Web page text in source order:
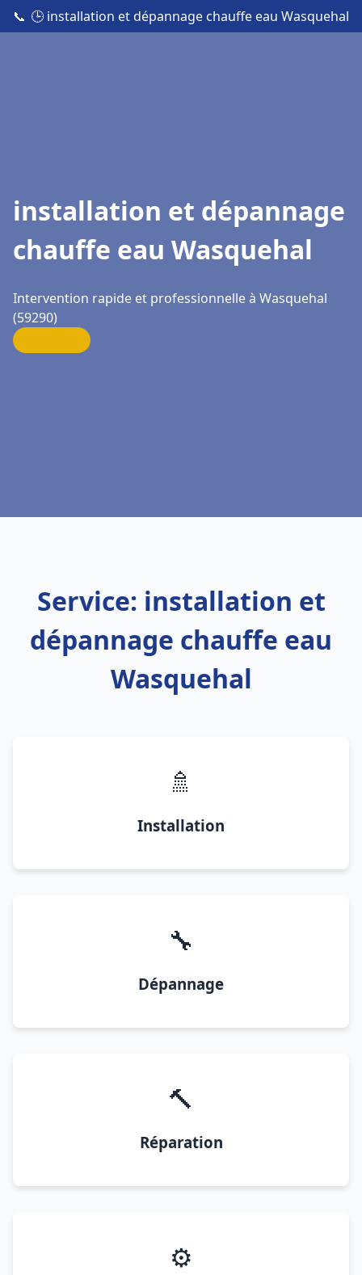
📞 🕒 installation et dépannage chauffe eau Wasquehal
installation et dépannage
chauffe eau Wasquehal
Intervention rapide et professionnelle à Wasquehal
(59290)
Service: installation et
dépannage chauffe eau
Wasquehal
🚿
Installation
🔧
Dépannage
🔨
Réparation
⚙️